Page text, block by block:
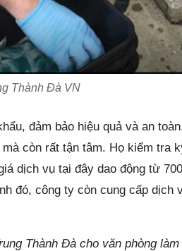
Thành Đà VN
đảm bảo hiệu quả và an
còn rất tận tâm. Họ kiểm tra
dịch vụ tại đây dao động từ
đó, công ty còn cung cấp dịch
Thành Đà cho văn phòng